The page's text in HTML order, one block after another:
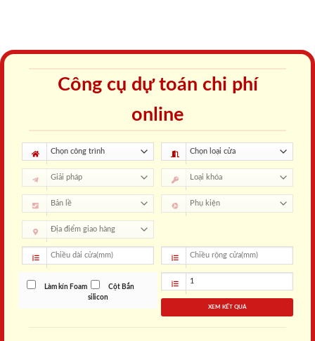
Công cụ dự toán chi phí
online
Làm kín Foam
Cột Bắn
silicon
XEM KẾT QUẢ